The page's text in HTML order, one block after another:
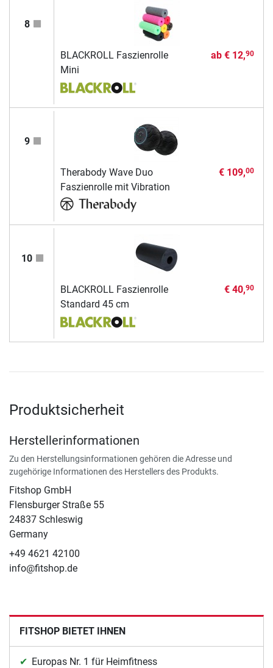
8
BLACKROLL Faszienrolle
Mini
ab € 12,90
9
Therabody Wave Duo
Faszienrolle mit Vibration
€ 109,00
10
BLACKROLL Faszienrolle
Standard 45 cm
€ 40,90
Produktsicherheit
Herstellerinformationen
Zu den Herstellungsinformationen gehören die Adresse und
zugehörige Informationen des Herstellers des Produkts.
Fitshop GmbH
Flensburger Straße 55
24837 Schleswig
Germany
+49 4621 42100
info@fitshop.de
FITSHOP BIETET IHNEN
Europas Nr. 1 für Heimfitness